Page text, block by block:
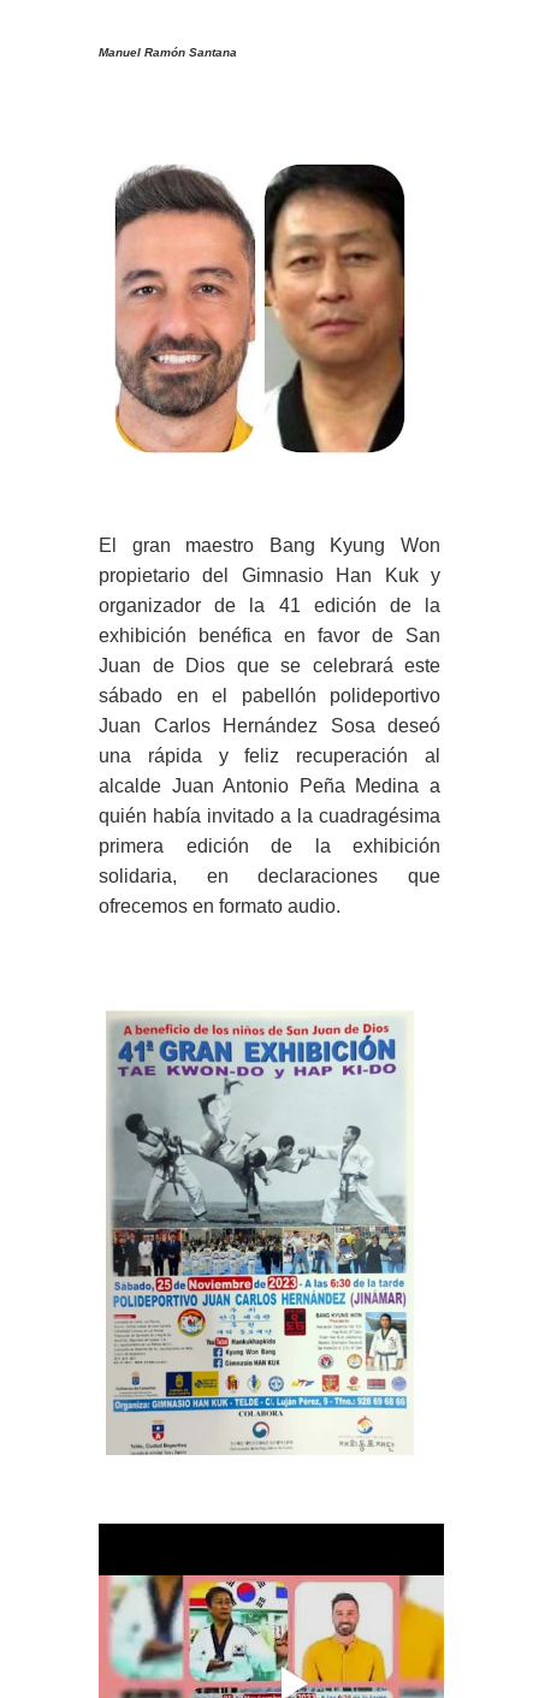
Manuel Ramón Santana
El gran maestro Bang Kyung Won
propietario del Gimnasio Han Kuk y
organizador de la 41 edición de la
exhibición benéfica en favor de San
Juan de Dios que se celebrará este
sábado en el pabellón polideportivo
Juan Carlos Hernández Sosa deseó
una rápida y feliz recuperación al
alcalde Juan Antonio Peña Medina a
quién había invitado a la cuadragésima
primera edición de la exhibición
solidaria, en declaraciones que
ofrecemos en formato audio.